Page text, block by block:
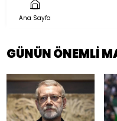
Ana Sayfa
GÜNÜN ÖNEMLİ